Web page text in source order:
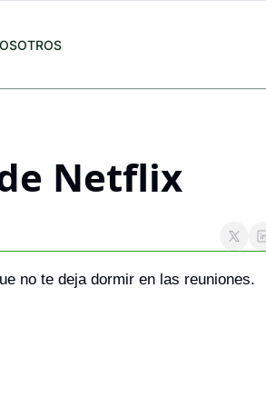
Netflix
no te deja dormir en las reuniones.